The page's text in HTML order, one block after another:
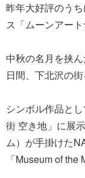
昨年大好評のう
ス「ムーンアー
中秋の名月を挟
日間、下北沢の街
シンボル作品と
街 空き地」に展
ム）が手掛けた
「Museum of the